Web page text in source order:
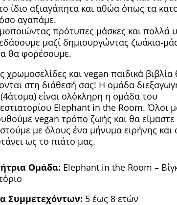
ίδιο αξιαγάπητα και αθώα όπως τα
αγαπάμε.
πρότυπες μάσκες και πολλά
μαζί δημιουργώντας ζωάκια-
θα φορέσουμε.
χρωμοσελίδες και vegan παιδικά βιβλία
στη διάθεσή σας! Η ομάδα
είναι ολόκληρη η ομάδα του
Elephant in the Room. Όλοι
vegan τρόπο ζωής και θα είμαστε
με όλους ένα μήνυμα ειρήνης και
ως το πιάτο μας.
Ομάδα: Elephant in the Room –
Συμμετεχόντων: 5 έως 8 ετών